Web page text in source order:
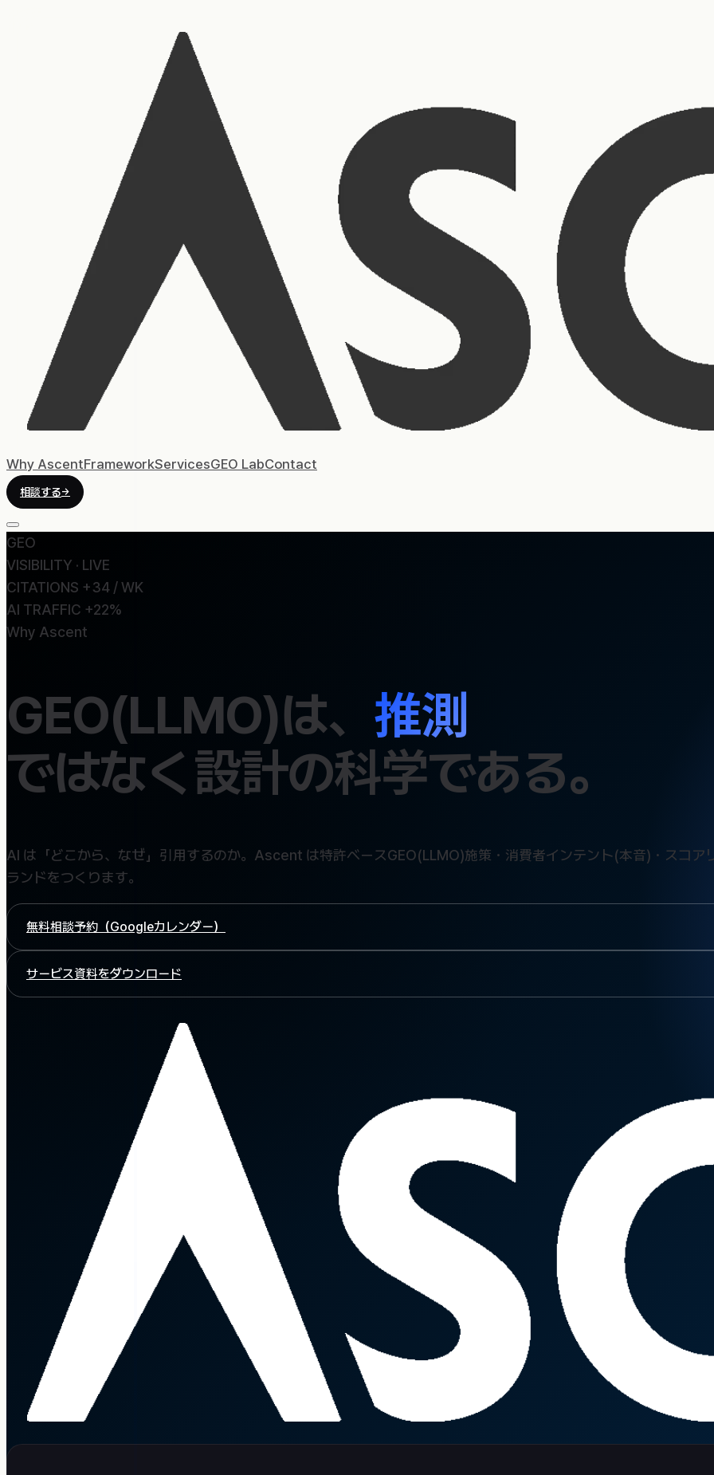
Why AscentFrameworkServicesGEO LabContact
相談する→
GEO
VISIBILITY · LIVE
CITATIONS +34 / WK
AI TRAFFIC +22%
Why Ascent
GEO(LLMO)は、 推測
ではなく設計の科学である。
AI は「どこから、なぜ」引用するのか。Ascent は特許ベースGEO(LLMO)施策・消費者インテント(本音)・スコ
ランドをつくります。
無料相談予約（Googleカレンダー）
サービス資料をダウンロード